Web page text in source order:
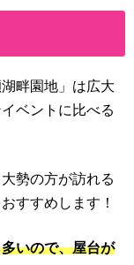
畔園地」は広大
ベントに比べる
勢の方が訪れる
すすめします！
いので、屋台が